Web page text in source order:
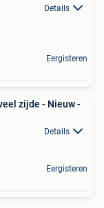
Details
Eergisteren
zijde - Nieuw -
Details
Eergisteren